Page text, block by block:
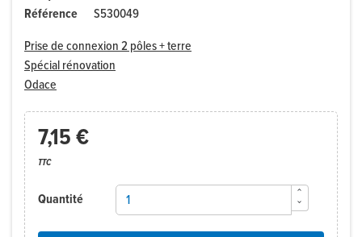
Référence
S530049
Prise de connexion 2 pôles + terre
Spécial rénovation
Odace
7,15 €
TTC
Quantité